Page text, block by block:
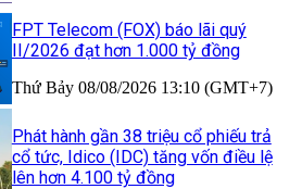
FPT Telecom (FOX) báo lãi quý
II/2026 đạt hơn 1.000 tỷ đồng
Thứ Bảy 08/08/2026 13:10 (GMT+7)
Phát hành gần 38 triệu cổ phiếu trả
cổ tức, Idico (IDC) tăng vốn điều lệ
lên hơn 4.100 tỷ đồng